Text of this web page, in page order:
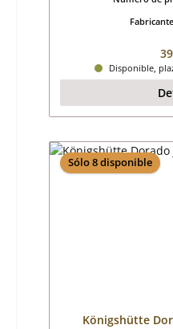
Disponible,
Sólo 8 disponible
Königshütte